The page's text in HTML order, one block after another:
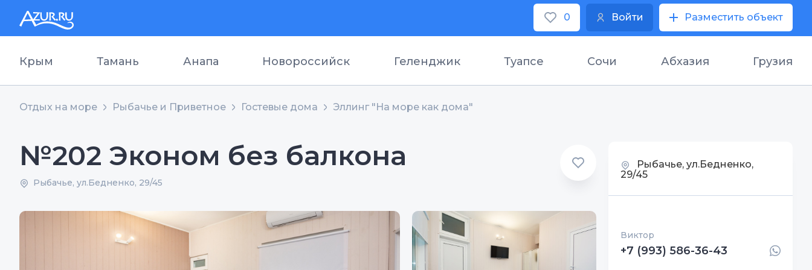
0 Войти Разместить объект
Крым Тамань Анапа Новороссийск Геленджик Туапсе Сочи Абхазия Грузия
Отдых на море Рыбачье и Приветное Гостевые дома Эллинг "На море как дома"
№202 Эконом без балкона
Рыбачье, ул.Бедненко, 29/45
Рыбачье, ул.Бедненко,
29/45
Виктор
+7 (993) 586-36-43